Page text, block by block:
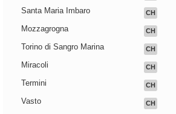
Santa Maria Imbaro CH
Mozzagrogna CH
Torino di Sangro Marina CH
Miracoli CH
Termini CH
Vasto CH